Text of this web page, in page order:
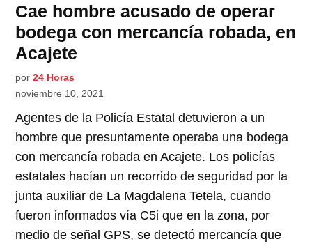
Cae hombre acusado de operar
bodega con mercancía robada, en
Acajete
por 24 Horas
noviembre 10, 2021
Agentes de la Policía Estatal detuvieron a un
hombre que presuntamente operaba una bodega
con mercancía robada en Acajete. Los policías
estatales hacían un recorrido de seguridad por la
junta auxiliar de La Magdalena Tetela, cuando
fueron informados vía C5i que en la zona, por
medio de señal GPS, se detectó mercancía que